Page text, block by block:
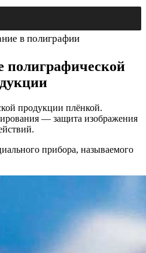
в полиграфии
полиграфической
продукции плёнкой.
— защита изображения
прибора, называемого